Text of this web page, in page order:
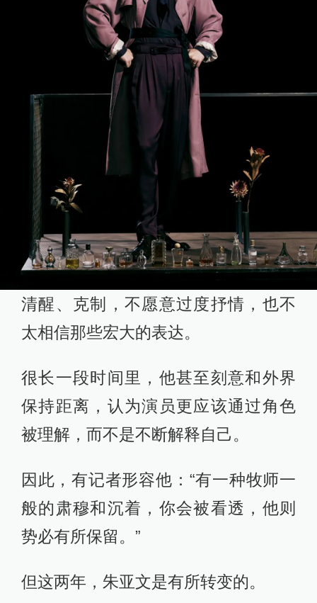
清醒、克制，不愿意过度抒情，也不
太相信那些宏大的表达。
很长一段时间里，他甚至刻意和外界
保持距离，认为演员更应该通过角色
被理解，而不是不断解释自己。
因此，有记者形容他：“有一种牧师一
般的肃穆和沉着，你会被看透，他则
势必有所保留。”
但这两年，朱亚文是有所转变的。